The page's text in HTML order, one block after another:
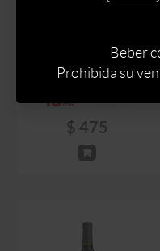
745 $559
$ 475
Beber
Prohibida su